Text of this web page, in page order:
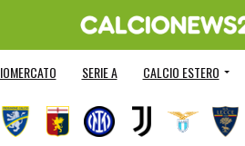
SERIE A CALCIO ESTERO